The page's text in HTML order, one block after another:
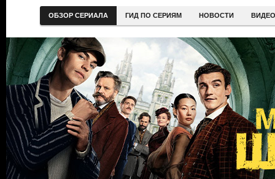
ОБЗОР СЕРИАЛА ГИД ПО СЕРИЯМ НОВОСТИ ВИДЕО